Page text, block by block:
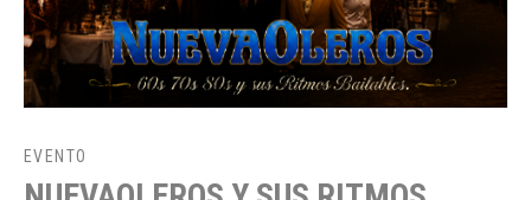
EVENTO